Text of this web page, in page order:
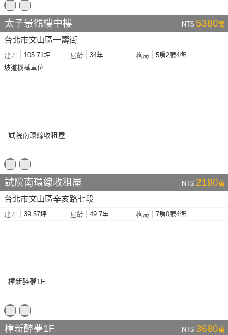
太子景觀樓中樓 NT$ 5380萬
台北市文山區一壽街
建坪 105.71坪 屋齡 34年 格局
5房2廳4衛
坡道機械車位
試院南環線收租屋 NT$ 2180萬
台北市文山區辛亥路七段
建坪 39.57坪 屋齡 49.7年 格局 7房0廳4衛
樟新醉夢1F NT$ 3680萬